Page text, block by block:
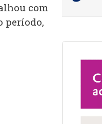
com
período,